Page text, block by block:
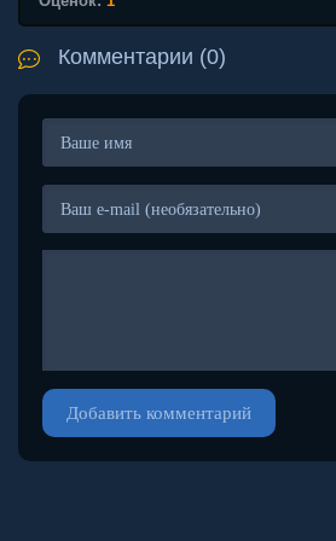
Комментарии (0)
Добавить комментарий